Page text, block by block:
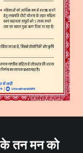
तन मन को